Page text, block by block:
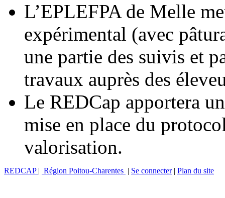
L’EPLEFPA de Melle
expérimental (avec
une partie des suivis et
travaux auprès des
Le REDCap apportera
mise en place du
valorisation.
REDCAP | Région Poitou-Charentes | Se connecter| Plan du site